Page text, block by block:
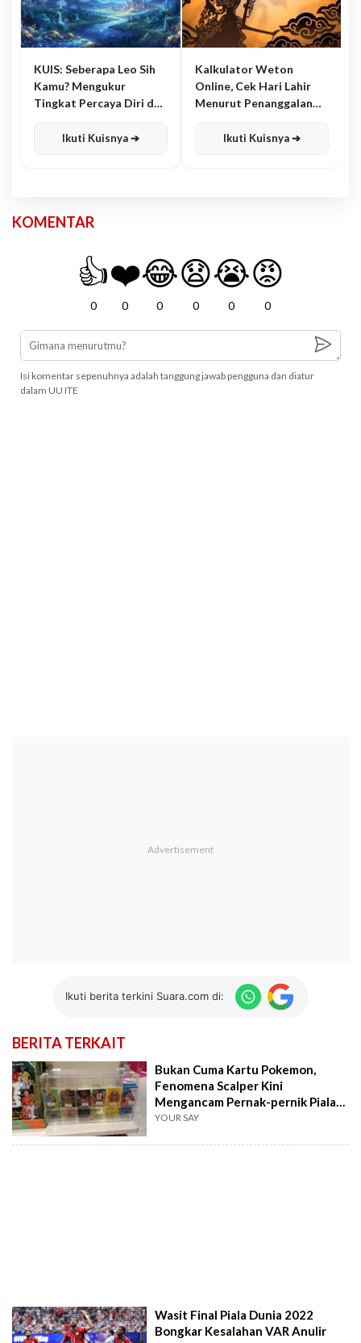
KUIS: Seberapa Leo Sih
Kamu? Mengukur
Tingkat Percaya Diri dan
Ikuti Kuisnya ➔
Kalkulator Weton
Online, Cek Hari Lahir
Menurut Penanggalan
Ikuti Kuisnya ➔
KOMENTAR
👍
0
❤️
0
😂
0
😧
0
😭
0
😡
0
Isi komentar sepenuhnya adalah tanggung jawab pengguna dan diatur
dalam UU ITE
Ikuti berita terkini Suara.com di:
BERITA TERKAIT
Bukan Cuma Kartu Pokemon,
Fenomena Scalper Kini
Mengancam Pernak-pernik Piala
Dunia
YOUR SAY
Wasit Final Piala Dunia 2022
Bongkar Kesalahan VAR Anulir